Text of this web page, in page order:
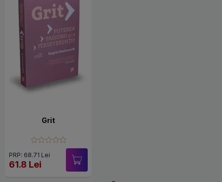
Grit
PRP: 68.71 Lei
61.8 Lei